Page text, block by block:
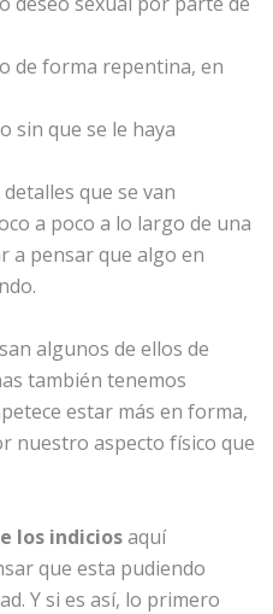
de forma repentina, en
sin que se le haya
que se van
a poco a lo largo de una
a pensar que algo en
algunos de ellos de
también tenemos
estar más en forma,
nuestro aspecto físico que
los indiciosaquí
que esta pudiendo
Y si es así, lo primero